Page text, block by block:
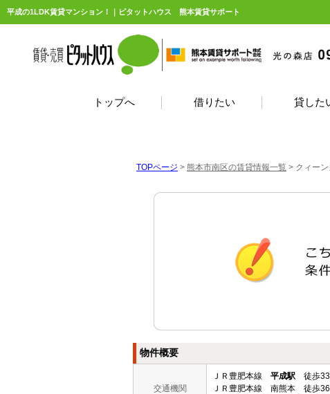
平成の1LDK賃貸マンション！｜ピタットハウス 熊本賃貸サポート
トップへ 借りたい 貸した
TOPページ > 熊本市南区の賃貸情報一覧 > クィー
物件概要
交通機関
ＪＲ豊肥本線 平成駅 徒歩
ＪＲ豊肥本線 南熊本 徒歩